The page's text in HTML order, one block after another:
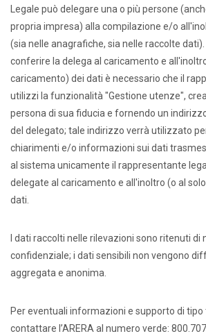
Legale può delegare una o più persone
propria impresa) alla compilazione e/o
(sia nelle anagrafiche, sia nelle raccolte
conferire la delega al caricamento e
caricamento) dei dati è necessario che il
utilizzi la funzionalità "Gestione utenze",
persona di sua fiducia e fornendo un
del delegato; tale indirizzo verrà utilizzato
chiarimenti e/o informazioni sui dati
al sistema unicamente il rappresentante
delegate al caricamento e all'inoltro (o al
dati.
I dati raccolti nelle rilevazioni sono ritenuti di
confidenziale; i dati sensibili non vengono
aggregata e anonima.
Per eventuali informazioni e supporto di tipo
contattare l’ARERA al numero verde: